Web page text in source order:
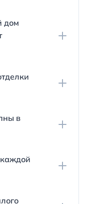
которые
дом
работ
оттенков, как у
дом.
в
- 45.14 кв.м.) и
квартиры, а